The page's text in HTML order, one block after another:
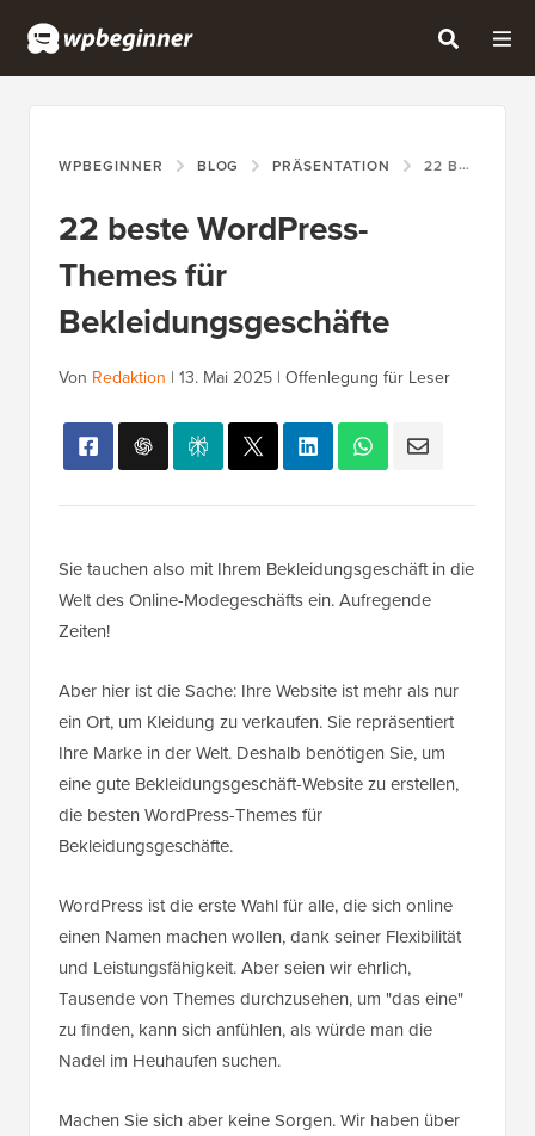
WPBEGINNER BLOG PRÄSENTATION 22 BESTE WORDPRESS-THEMES FÜR BEKLEIDUNGSGESCHÄFTE
22 beste WordPress-
Themes für
Bekleidungsgeschäfte
Von Redaktion | 13. Mai 2025 | Offenlegung für Leser
Sie tauchen also mit Ihrem Bekleidungsgeschäft in die
Welt des Online-Modegeschäfts ein. Aufregende
Zeiten!
Aber hier ist die Sache: Ihre Website ist mehr als nur
ein Ort, um Kleidung zu verkaufen. Sie repräsentiert
Ihre Marke in der Welt. Deshalb benötigen Sie, um
eine gute Bekleidungsgeschäft-Website zu erstellen,
die besten WordPress-Themes für
Bekleidungsgeschäfte.
WordPress ist die erste Wahl für alle, die sich online
einen Namen machen wollen, dank seiner Flexibilität
und Leistungsfähigkeit. Aber seien wir ehrlich,
Tausende von Themes durchzusehen, um "das eine"
zu finden, kann sich anfühlen, als würde man die
Nadel im Heuhaufen suchen.
Machen Sie sich aber keine Sorgen. Wir haben über